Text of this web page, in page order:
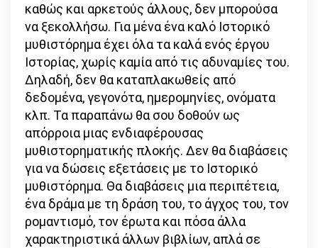
καθώς και αρκετούς άλλους, δεν μπορούσα
να ξεκολλήσω. Για μένα ένα καλό Ιστορικό
μυθιστόρημα έχει όλα τα καλά ενός έργου
Ιστορίας, χωρίς καμία από τις αδυναμίες του.
Δηλαδή, δεν θα καταπλακωθείς από
δεδομένα, γεγονότα, ημερομηνίες, ονόματα
κλπ. Τα παραπάνω θα σου δοθούν ως
απόρροια μιας ενδιαφέρουσας
μυθιστορηματικής πλοκής. Δεν θα διαβάσεις
για να δώσεις εξετάσεις με το Ιστορικό
μυθιστόρημα. Θα διαβάσεις μια περιπέτεια,
ένα δράμα με τη δράση του, το άγχος του, τον
ρομαντισμό, τον έρωτα και πόσα άλλα
χαρακτηριστικά άλλων βιβλίων, απλά σε